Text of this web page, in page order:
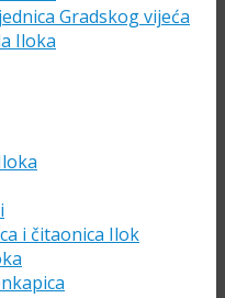
Gradskog vijeća
Iloka
i čitaonica Ilok